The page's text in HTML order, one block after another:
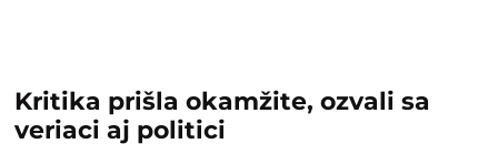
Kritika prišla okamžite, ozvali sa
veriaci aj politici